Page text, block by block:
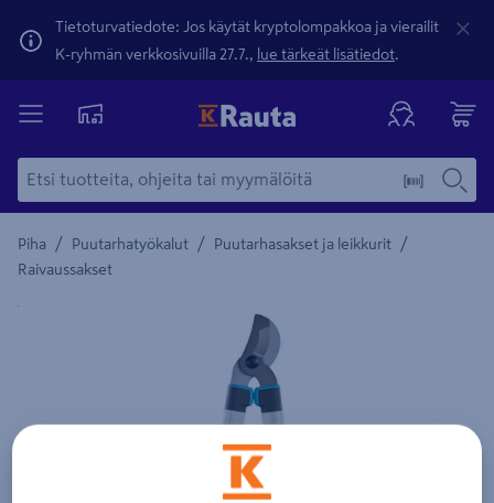
Tietoturvatiedote: Jos käytät kryptolompakkoa ja vierailit
K-ryhmän verkkosivuilla 27.7., lue tärkeät lisätiedot.
Piha / Puutarhatyökalut / Puutarhasakset ja leikkurit /
Raivaussakset
Yksityiskohtainen kuvaus löytyy Tuotteen kuvaus -